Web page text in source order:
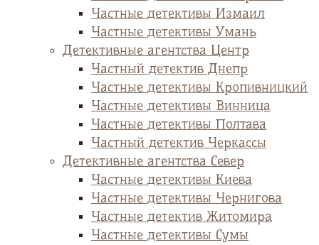
Частные детективы Измаил
Частные детективы Умань
Детективные агентства Центр
Частный детектив Днепр
Частные детективы Кропивницкий
Частные детективы Винница
Частные детективы Полтава
Частный детектив Черкассы
Детективные агентства Север
Частные детективы Киева
Частные детективы Чернигова
Частные детектив Житомира
Частные детективы Сумы